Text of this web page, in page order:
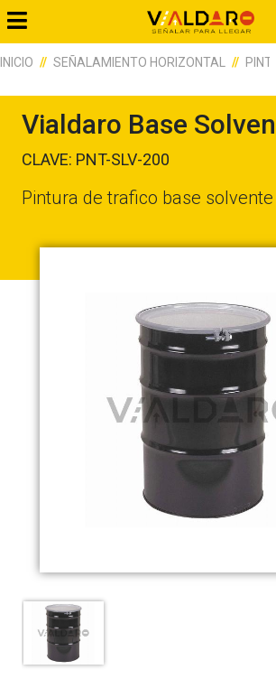
INICIO SEÑALAMIENTO HORIZONTAL
Vialdaro Base
CLAVE: PNT-SLV-200
Pintura de trafico base solvente